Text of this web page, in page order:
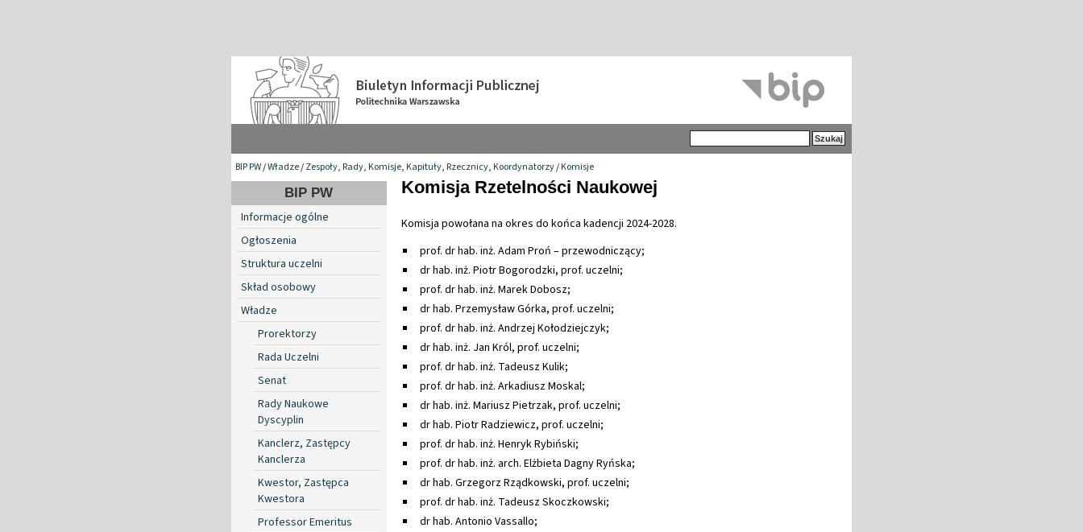
BIP PW/Władze/Zespoły, Rady, Komisje, Kapituły, Rzecznicy, Koordynatorzy/Komisje
BIP PW
Informacje ogólne
Ogłoszenia
Struktura uczelni
Skład osobowy
Władze
Prorektorzy
Rada Uczelni
Senat
Rady Naukowe
Dyscyplin
Kanclerz, Zastępcy
Kanclerza
Kwestor, Zastępca
Kwestora
Professor Emeritus
Komisja Rzetelności Naukowej
Komisja powołana na okres do końca kadencji 2024-2028.
prof. dr hab. inż. Adam Proń – przewodniczący;
dr hab. inż. Piotr Bogorodzki, prof. uczelni;
prof. dr hab. inż. Marek Dobosz;
dr hab. Przemysław Górka, prof. uczelni;
prof. dr hab. inż. Andrzej Kołodziejczyk;
dr hab. inż. Jan Król, prof. uczelni;
prof. dr hab. inż. Tadeusz Kulik;
prof. dr hab. inż. Arkadiusz Moskal;
dr hab. inż. Mariusz Pietrzak, prof. uczelni;
dr hab. Piotr Radziewicz, prof. uczelni;
prof. dr hab. inż. Henryk Rybiński;
prof. dr hab. inż. arch. Elżbieta Dagny Ryńska;
dr hab. Grzegorz Rządkowski, prof. uczelni;
prof. dr hab. inż. Tadeusz Skoczkowski;
dr hab. Antonio Vassallo;